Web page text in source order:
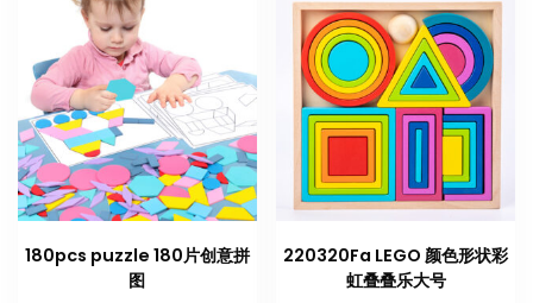
180pcs puzzle 180片创意拼
图
220320Fa LEGO 颜色形状彩
虹叠叠乐大号